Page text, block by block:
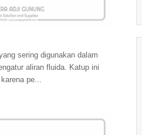
sering digunakan dalam
aliran fluida. Katup ini
pe...